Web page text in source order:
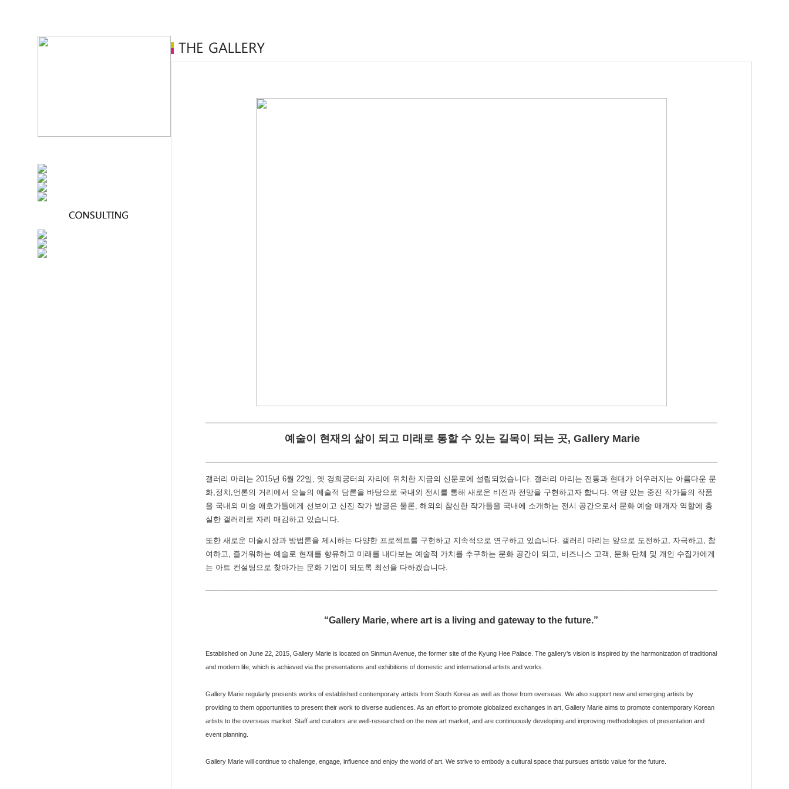
예술이 현재의 삶이 되고 미래로 통할 수 있는 길목이 되는 곳, Gallery Marie
갤러리 마리는 2015년 6월 22일, 옛 경희궁터의 자리에 위치한 지금의 신문로에 설립되었습니다. 갤러리 마리는 전통과 현대가 어우러지는 아름다운 문
화,정치,언론의 거리에서 오늘의 예술적 담론을 바탕으로 국내외 전시를 통해 새로운 비전과 전망을 구현하고자 합니다. 역량 있는 중진 작가들의 작품
을 국내외 미술 애호가들에게 선보이고 신진 작가 발굴은 물론, 해외의 참신한 작가들을 국내에 소개하는 전시 공간으로서 문화 예술 매개자 역할에 충
실한 갤러리로 자리 매김하고 있습니다.
또한 새로운 미술시장과 방법론을 제시하는 다양한 프로젝트를 구현하고 지속적으로 연구하고 있습니다. 갤러리 마리는 앞으로 도전하고, 자극하고, 참
여하고, 즐거워하는 예술로 현재를 향유하고 미래를 내다보는 예술적 가치를 추구하는 문화 공간이 되고, 비즈니스 고객, 문화 단체 및 개인 수집가에게
는 아트 컨설팅으로 찾아가는 문화 기업이 되도록 최선을 다하겠습니다.
“Gallery Marie, where art is a living and gateway to the future.”
Established on June 22, 2015, Gallery Marie is located on Sinmun Avenue, the former site of the Kyung Hee Palace. The gallery’s vision is inspired by the harmonization of traditional
and modern life, which is achieved via the presentations and exhibitions of domestic and international artists and works.
Gallery Marie regularly presents works of established contemporary artists from South Korea as well as those from overseas. We also support new and emerging artists by
providing to them opportunities to present their work to diverse audiences. As an effort to promote globalized exchanges in art, Gallery Marie aims to promote contemporary Korean
artists to the overseas market. Staff and curators are well-researched on the new art market, and are continuously developing and improving methodologies of presentation and
event planning.
Gallery Marie will continue to challenge, engage, influence and enjoy the world of art. We strive to embody a cultural space that pursues artistic value for the future.